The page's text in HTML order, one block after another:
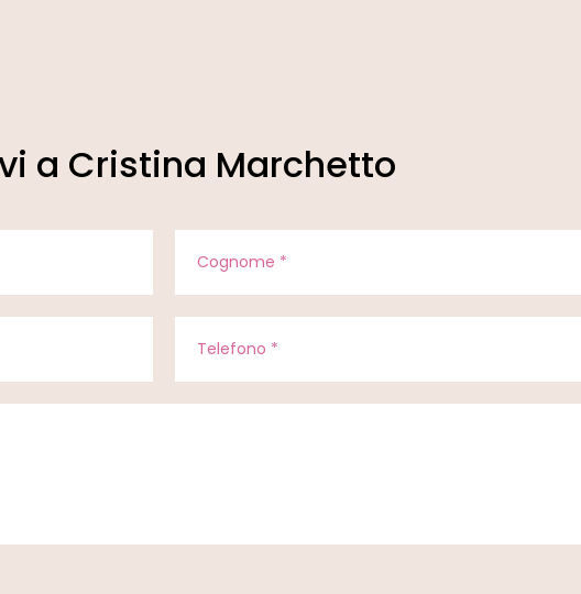
a Cristina Marchetto